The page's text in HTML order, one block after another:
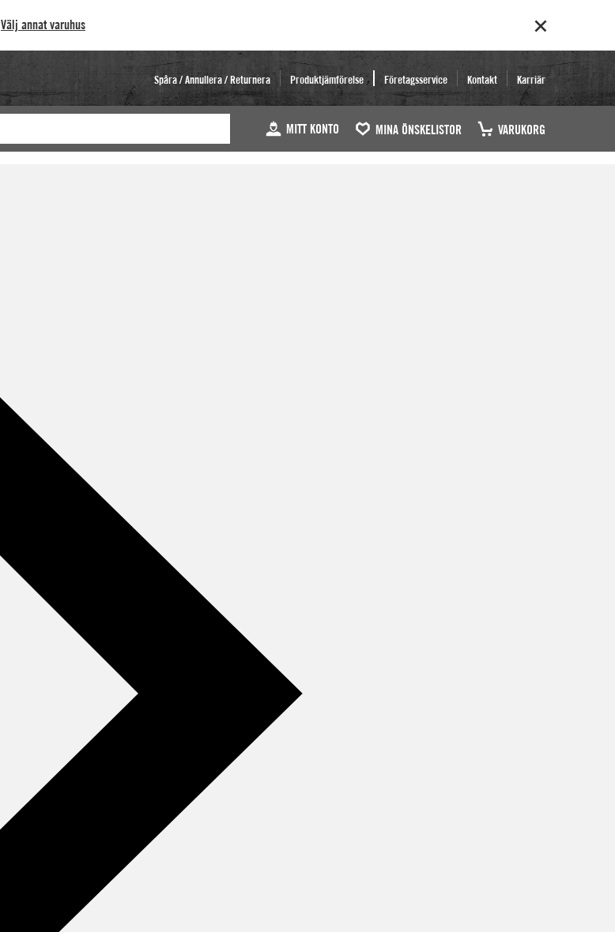
Välj annat varuhus
Spåra / Annullera / Returnera Produktjämförelse Företagsservice Kontakt Karriär
MITT KONTO MINA ÖNSKELISTOR VARUKORG